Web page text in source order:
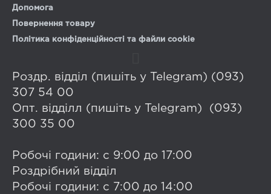
Допомога
Повернення товару
Політика конфіденційності та файли cookie
Роздр. відділ (пишіть у Telegram) (093)
307 54 00
Опт. відділл (пишіть у Telegram) (093)
300 35 00
Робочі години: с 9:00 до 17:00
Роздрібний відділ
Робочі години: с 7:00 до 14:00